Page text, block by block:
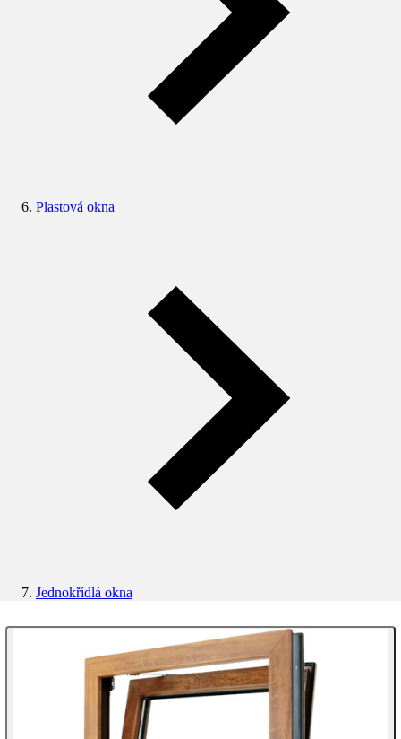
Plastová okna
Jednokřídlá okna